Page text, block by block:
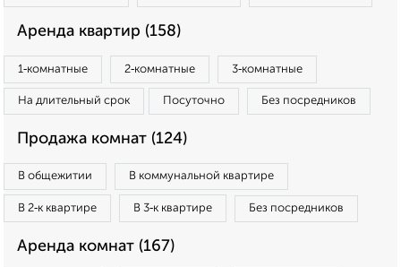
Аренда квартир (158)
1‑комнатные 2‑комнатные 3‑комнатные
На длительный срок Посуточно Без посредников
Продажа комнат (124)
В общежитии В коммунальной квартире
В 2‑к квартире В 3‑к квартире Без посредников
Аренда комнат (167)